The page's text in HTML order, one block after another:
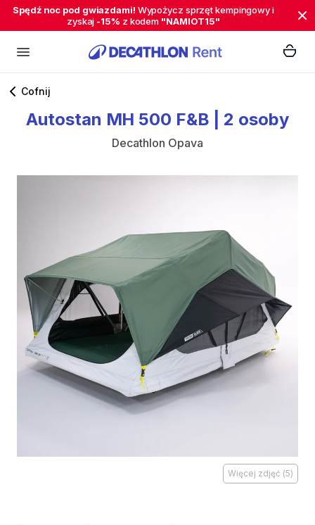
Spędź noc pod gwiazdami! Wypożycz sprzęt kempingowy i
zyskaj -15% z kodem "NAMIOT15"
Cofnij
Autostan MH 500 F&B 2 osoby
Decathlon Opava
Więcej zdjęć (5)